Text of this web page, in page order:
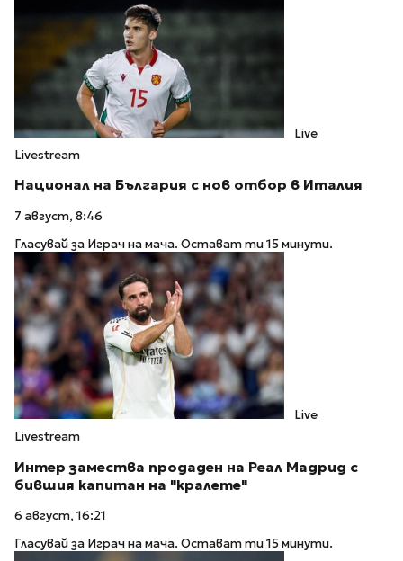
Live
Livestream
Национал на България с нов отбор в Италия
7 август, 8:46
Гласувай за Играч на мача. Остават ти 15 минути.
Live
Livestream
Интер замества продаден на Реал Мадрид с
бившия капитан на "кралете"
6 август, 16:21
Гласувай за Играч на мача. Остават ти 15 минути.